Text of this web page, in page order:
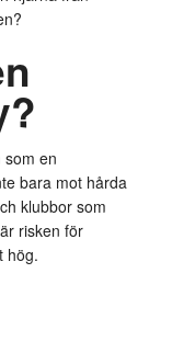
som en
bara mot hårda
klubbor som
risken för
hög.